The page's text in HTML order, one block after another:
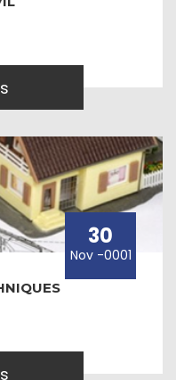
30
Nov -0001